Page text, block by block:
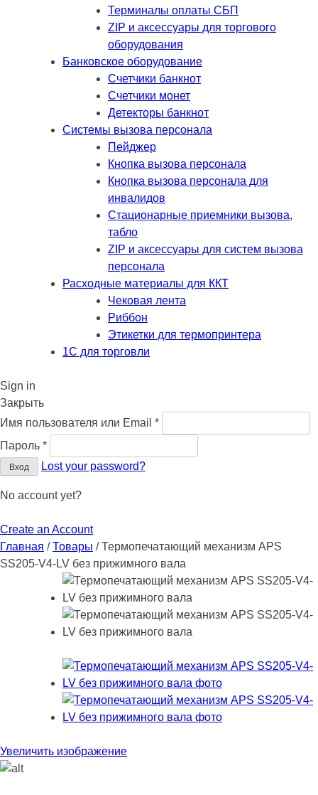
Терминалы оплаты СБП
ZIP и аксессуары для торгового
оборудования
Банковское оборудование
Счетчики банкнот
Счетчики монет
Детекторы банкнот
Системы вызова персонала
Пейджер
Кнопка вызова персонала
Кнопка вызова персонала для
инвалидов
Стационарные приемники вызова,
табло
ZIP и аксессуары для систем вызова
персонала
Расходные материалы для ККТ
Чековая лента
Риббон
Этикетки для термопринтера
1С для торговли
Sign in
Закрыть
Имя пользователя или Email *Обязательно
Пароль *Обязательно
Вход Lost your password?
No account yet?
Create an Account
Главная /Товары /Термопечатающий механизм APS
SS205-V4-LV без прижимного вала
Увеличить изображение